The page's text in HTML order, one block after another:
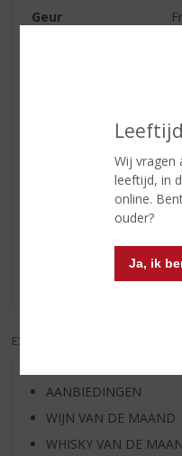
Wij vragen
leeftijd, in
online.
ouder?
Ja, ik
Geur
Reviews
Schrijf een review
Er zijn nog geen
EXCL. BTW
AANBIEDINGEN
WIJN VAN DE MAAND
WHISKY VAN DE